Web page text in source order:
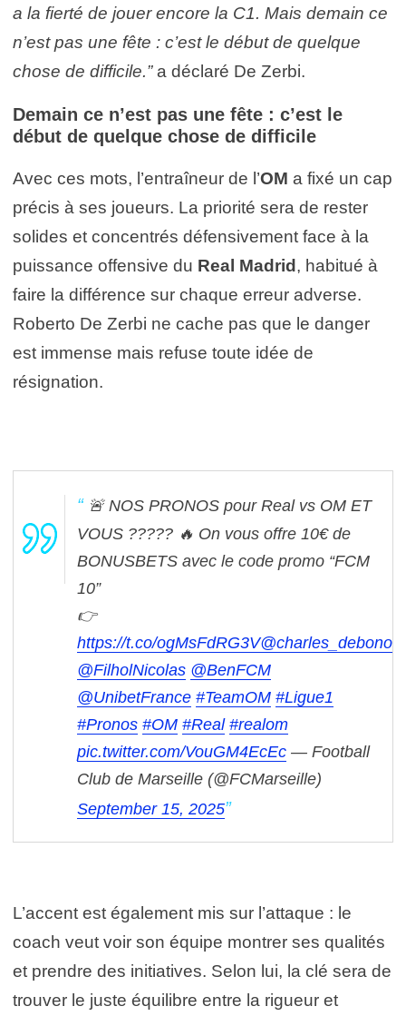
a la fierté de jouer encore la C1. Mais demain ce
n’est pas une fête : c’est le début de quelque
chose de difficile.”a déclaré De Zerbi.
Demain ce n’est pas une fête : c’est le
début de quelque chose de difficile
Avec ces mots, l’entraîneur de l’OM a fixé un cap
précis à ses joueurs. La priorité sera de rester
solides et concentrés défensivement face à la
puissance offensive du Real Madrid , habitué à
faire la différence sur chaque erreur adverse.
Roberto De Zerbi ne cache pas que le danger
est immense mais refuse toute idée de
résignation.
🚨 NOS PRONOS pour Real vs OM ET
VOUS ????? 🔥 On vous offre 10€ de
BONUSBETS avec le code promo “FCM
10”
👉
https://t.co/ogMsFdRG3V@charles_debono
@FilholNicolas @BenFCM
@UnibetFrance #TeamOM #Ligue1
#Pronos #OM #Real #realom
pic.twitter.com/VouGM4EcEc — Football
Club de Marseille (@FCMarseille)
September 15, 2025
L’accent est également mis sur l’attaque : le
coach veut voir son équipe montrer ses qualités
et prendre des initiatives. Selon lui, la clé sera de
trouver le juste équilibre entre la rigueur et